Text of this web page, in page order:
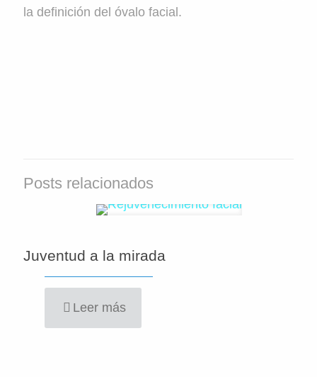
la definición del óvalo facial.
Posts relacionados
Juventud a la mirada
Leer más